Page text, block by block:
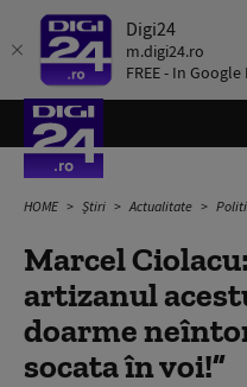
Digi24
m.digi24.ro
FREE - In Google
HOME Știri Actualitate
Marcel
artizanul
doarme
socata în voi!”